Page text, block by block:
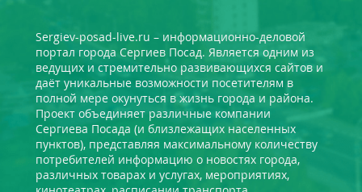
Sergiev-posad-live.ru – информационно-деловой
портал города Сергиев Посад. Является одним из
ведущих и стремительно развивающихся сайтов и
даёт уникальные возможности посетителям в
полной мере окунуться в жизнь города и района.
Проект объединяет различные компании
Сергиева Посада (и близлежащих населенных
пунктов), представляя максимальному количеству
потребителей информацию о новостях города,
различных товарах и услугах, мероприятиях,